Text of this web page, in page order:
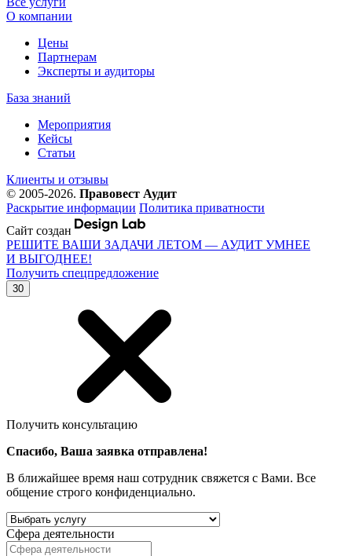
О компании
Цены
Партнерам
Эксперты и аудиторы
База знаний
Мероприятия
Кейсы
Статьи
Клиенты и отзывы
© 2005-2026. Правовест Аудит
Раскрытие информации Политика приватности
Сайт создан
РЕШИТЕ ВАШИ ЗАДАЧИ ЛЕТОМ — АУДИТ УМНЕЕ
И ВЫГОДНЕЕ!
Получить спецпредложение
30
Получить консультацию
Спасибо, Ваша заявка отправлена!
В ближайшее время наш сотрудник свяжется с Вами. Все
общение строго конфиденциально.
Сфера деятельности